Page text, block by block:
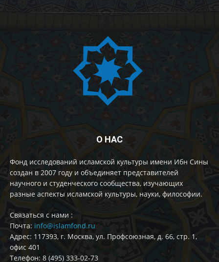
О НАС
Фонд исследований исламской культуры имени Ибн Сины
создан в 2007 году и объединяет представителей
научного и студенческого сообщества, изучающих
разные аспекты исламской культуры, науки, философии.
Cвязаться с нами :
Почта: info@islamfond.ru
Адрес: 117393, г. Москва, ул. Профсоюзная, д. 66, стр. 1,
офис 401
Телефон: 8 (495) 333-02-73